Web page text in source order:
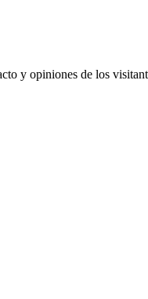
y opiniones de los